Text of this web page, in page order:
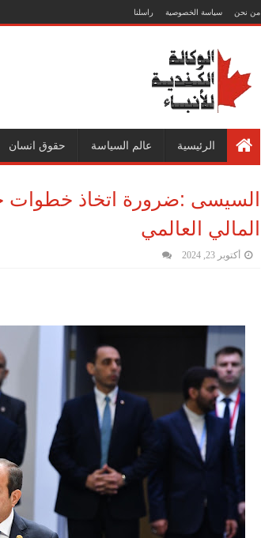
من نحن سياسة الخصوصية راسلنا
الرئيسية عالم السياسة حقوق انسان
السيسى :ضرورة اتخاذ خطوات
المالي العالمي
أكتوبر 23, 2024